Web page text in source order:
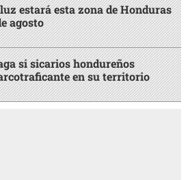
estará esta zona de Honduras
agosto
si sicarios hondureños
en su territorio